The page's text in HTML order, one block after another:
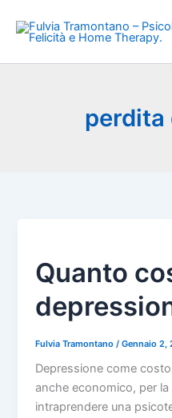
contenuto
Quanto
Fulvia Tramontano/Gennaio 2,
Depressione come
anche economico, per
intraprendere una